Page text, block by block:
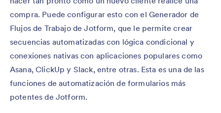
compra. Puede configurar esto con el Generador de
Flujos de Trabajo de Jotform, que le permite crear
secuencias automatizadas con lógica condicional y
conexiones nativas con aplicaciones populares como
Asana, ClickUp y Slack, entre otras. Esta es una de las
funciones de automatización de formularios más
potentes de Jotform.